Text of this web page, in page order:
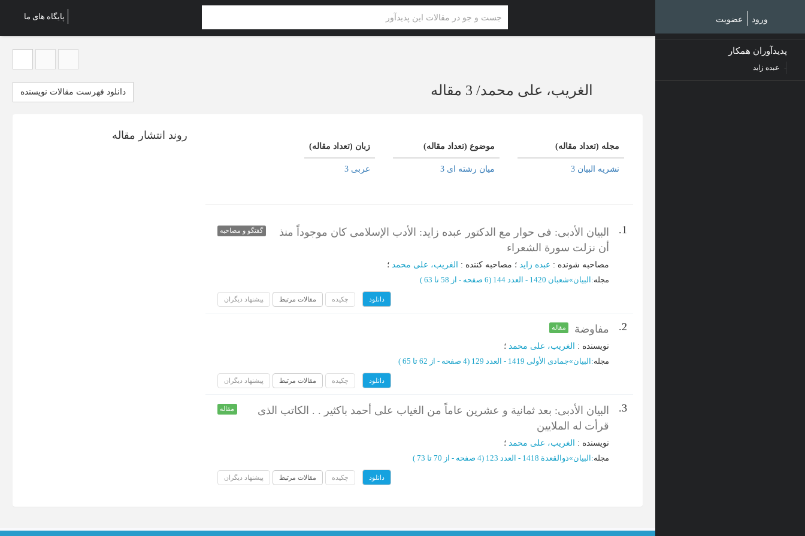
پایگاه های ما ورود عضویت
پدیدآوران همکار
عبده زاید
الغریب، علی محمد/ 3 مقاله دانلود فهرست مقالات نویسنده
مجله (تعداد مقاله)
نشریه البیان 3
موضوع (تعداد مقاله)
میان رشته ای 3
زبان (تعداد مقاله)
عربی 3
1.
البیان الأدبی: فی حوار مع الدکتور عبده زاید: الأدب الإسلامی کان موجوداً منذ
أن نزلت سورة الشعراء
گفتگو و مصاحبه
مصاحبه شونده : عبده زاید ؛ مصاحبه کننده : الغریب، علی محمد ؛
مجله: البیان»شعبان 1420 - العدد 144 (‎6 صفحه - از 58 تا 63 )
دانلود چکیده مقالات مرتبط پیشنهاد دیگران
2. مفاوضة مقاله
نویسنده : الغریب، علی محمد ؛
مجله: البیان»جمادی الأولی 1419 - العدد 129 (‎4 صفحه - از 62 تا 65 )
دانلود چکیده مقالات مرتبط پیشنهاد دیگران
3.
البیان الأدبی: بعد ثمانیة و عشرین عاماً من الغیاب علی أحمد باکثیر . . الکاتب الذی
قرأت له الملایین
مقاله
نویسنده : الغریب، علی محمد ؛
مجله: البیان»ذوالقعدة 1418 - العدد 123 (‎4 صفحه - از 70 تا 73 )
دانلود چکیده مقالات مرتبط پیشنهاد دیگران
روند انتشار مقاله